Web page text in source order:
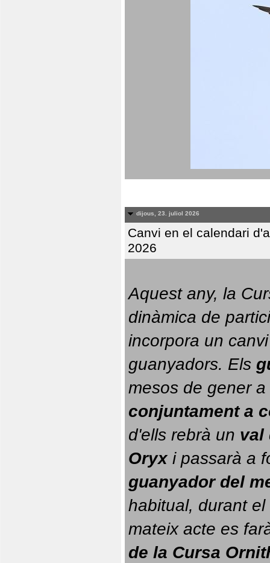
dijous, 23. juliol 2026
Canvi en el calendari
2026
Aquest any, la
dinàmica de
incorpora un
guanyadors. Els
conjuntament a
d'ells rebrà un val
Oryx i passarà a
guanyador del
habitual, durant el
mateix acte es
de la Cursa